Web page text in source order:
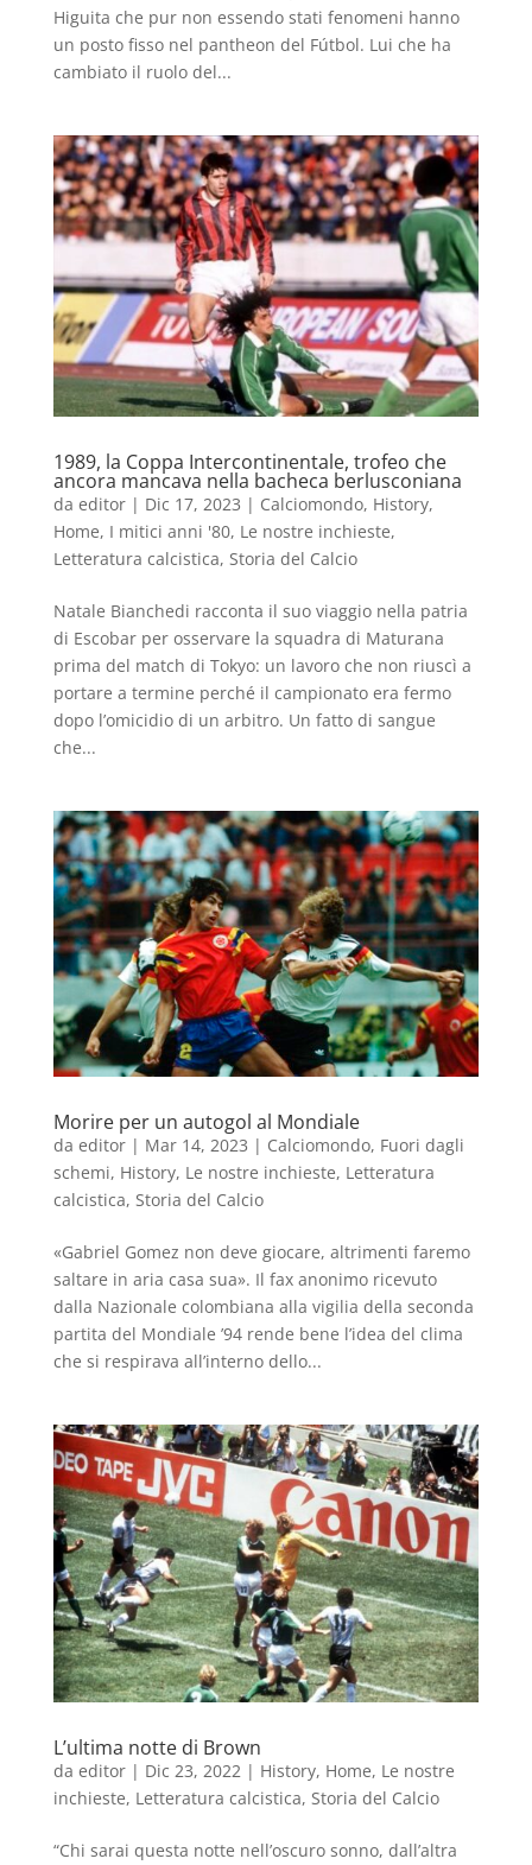
Higuita che pur non essendo stati fenomeni hanno
un posto fisso nel pantheon del Fútbol. Lui che ha
cambiato il ruolo del...
1989, la Coppa Intercontinentale, trofeo che
ancora mancava nella bacheca berlusconiana
da editor| Dic 17, 2023 | Calciomondo, History,
Home, I mitici anni '80, Le nostre inchieste,
Letteratura calcistica, Storia del Calcio
Natale Bianchedi racconta il suo viaggio nella patria
di Escobar per osservare la squadra di Maturana
prima del match di Tokyo: un lavoro che non riuscì a
portare a termine perché il campionato era fermo
dopo l’omicidio di un arbitro. Un fatto di sangue
che...
Morire per un autogol al Mondiale
da editor| Mar 14, 2023 | Calciomondo, Fuori dagli
schemi, History, Le nostre inchieste, Letteratura
calcistica, Storia del Calcio
«Gabriel Gomez non deve giocare, altrimenti faremo
saltare in aria casa sua». Il fax anonimo ricevuto
dalla Nazionale colombiana alla vigilia della seconda
partita del Mondiale ’94 rende bene l’idea del clima
che si respirava all’interno dello...
L’ultima notte di Brown
da editor| Dic 23, 2022| History, Home, Le nostre
inchieste, Letteratura calcistica, Storia del Calcio
“Chi sarai questa notte nell’oscuro sonno, dall’altra